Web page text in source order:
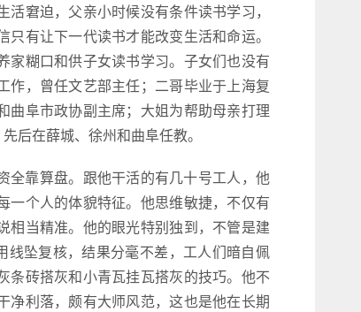
窘迫，父亲小时候没有条件读书学习，
有让下一代读书才能改变生活和命运。
家糊口和供子女读书学习。子女们也没有
作，曾任文艺部主任；二哥毕业于上海复
曲阜市政协副主席；大姐为帮助母亲打理
后在薛城、徐州和曲阜任教。
全靠算盘。跟他干活的有几十号工人，他
一个人的体貌特征。他思维敏捷，不仅有
相当精准。他的眼光特别独到，不管是建
线坠复核，结果分毫不差，工人们暗自佩
条砖搭灰和小青瓦挂瓦搭灰的技巧。他不
净利落，颇有大师风范，这也是他在长期